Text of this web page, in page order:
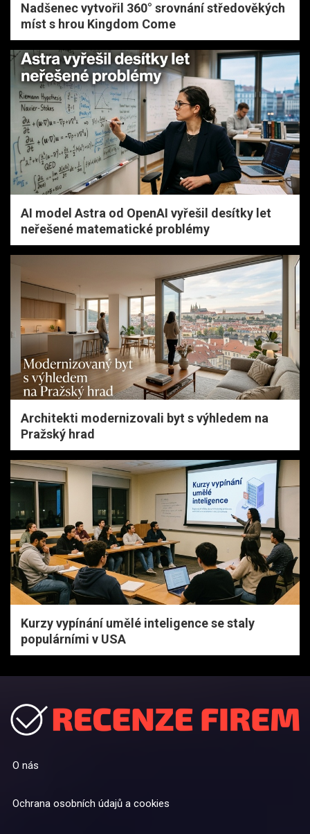
Nadšenec vytvořil 360° srovnání středověkých
míst s hrou Kingdom Come
AI model Astra od OpenAI vyřešil desítky let
neřešené matematické problémy
Architekti modernizovali byt s výhledem na
Pražský hrad
Kurzy vypínání umělé inteligence se staly
populárními v USA
O nás
Ochrana osobních údajů a cookies